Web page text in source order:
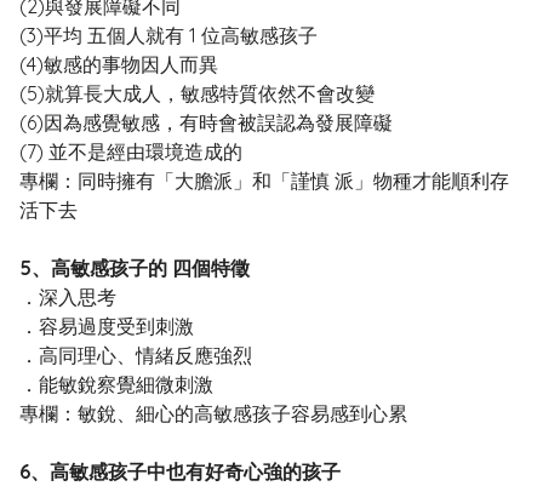
(2)與發展障礙不同
(3)平均 五個人就有 1 位高敏感孩子
(4)敏感的事物因人而異
(5)就算長大成人，敏感特質依然不會改變
(6)因為感覺敏感，有時會被誤認為發展障礙
(7) 並不是經由環境造成的
專欄：同時擁有「大膽派」和「謹慎 派」物種才能順利存
活下去
5、高敏感孩子的 四個特徵
．深入思考
．容易過度受到刺激
．高同理心、情緒反應強烈
．能敏銳察覺細微刺激
專欄：敏銳、細心的高敏感孩子容易感到心累
6、高敏感孩子中也有好奇心強的孩子